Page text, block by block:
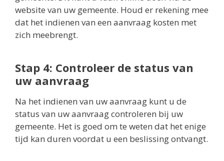
website van uw gemeente. Houd er rekening mee
dat het indienen van een aanvraag kosten met
zich meebrengt.
Stap 4: Controleer de status van
uw aanvraag
Na het indienen van uw aanvraag kunt u de
status van uw aanvraag controleren bij uw
gemeente. Het is goed om te weten dat het enige
tijd kan duren voordat u een beslissing ontvangt.